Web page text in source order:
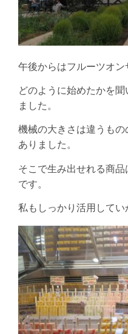
午後からはフルーツオン
どのように始めたかを
ました。
機械の大きさは違うも
ありました。
そこで生み出せれる商
です。
私もしっかり活用してい